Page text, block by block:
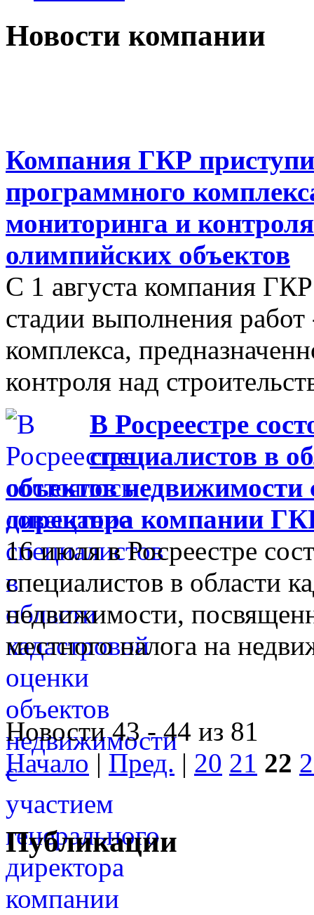
Новости компании
Компания ГКР
программного
мониторинга и
олимпийских объектов
С 1 августа компания
стадии выполнения
комплекса,
контроля над
В Росреестре
специалистов в
объектов недвижимости
директора компании
16 июля в Росреестре
специалистов в области
недвижимости,
местного налога на
Новости 43 - 44 из 81
Начало | Пред. | 20 21 22
Публикации